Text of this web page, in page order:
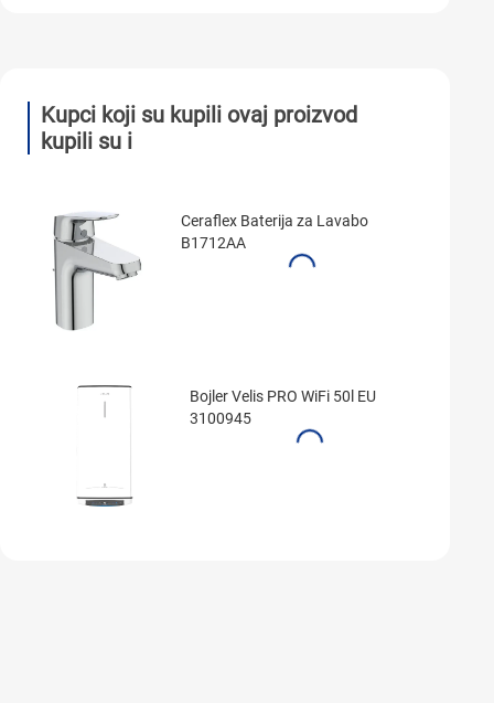
Kupci koji su kupili ovaj proizvod
kupili su i
Ceraflex Baterija za Lavabo
B1712AA
Bojler Velis PRO WiFi 50l EU
3100945